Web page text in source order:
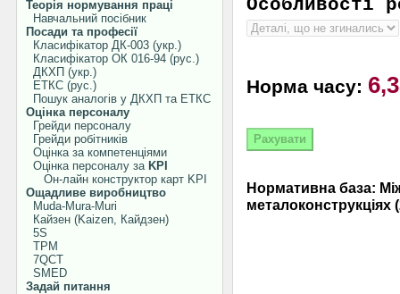
Теорія нормування праці
Навчальний посібник
Посади та професії
Класифікатор ДК-003 (укр.)
Класифікатор ОК 016-94 (рус.)
ДКХП (укр.)
ЕТКС (рус.)
Пошук аналогів у ДКХП та ЕТКС
Оцінка персоналу
Грейди персоналу
Грейди робітників
Оцінка за компетенціями
Оцінка персоналу за KPI
Он-лайн конструктор карт KPI
Ощадливе виробництво
Muda-Mura-Muri
Кайзен (Kaizen, Кайдзен)
5S
TPM
7QCT
SMED
Задай питання
Норма часу:
Нормативна база:
металоконструкціях